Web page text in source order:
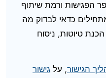
הפגישות ורמת שיתוף
כדאי לבדוק מה
טיוטות, ניסוח
הגישור, על גישור